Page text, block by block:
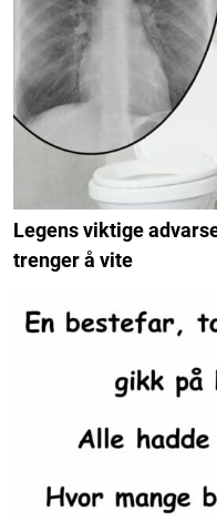
Legens viktige
trenger å vite